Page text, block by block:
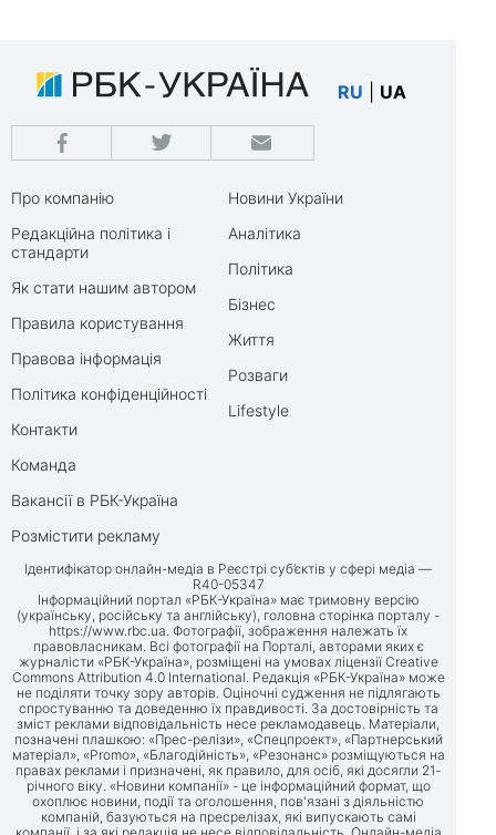
RU UA
Про компанію
Редакційна політика і
стандарти
Як стати нашим автором
Правила користування
Правова інформація
Політика конфіденційності
Контакти
Команда
Вакансії в РБК-Україна
Розмістити рекламу
Новини України
Аналітика
Політика
Бізнес
Життя
Розваги
Lifestyle
Ідентифікатор онлайн-медіа в Реєстрі суб’єктів у сфері медіа —
R40-05347
Інформаційний портал «РБК-Україна» має тримовну версію
(українську, російську та англійську), головна сторінка порталу -
https://www.rbc.ua . Фотографії, зображення належать їх
правовласникам. Всі фотографії на Порталі, авторами яких є
журналісти «РБК-Україна», розміщені на умовах ліцензії Creative
Commons Attribution 4.0 International. Редакція «РБК-Україна» може
не поділяти точку зору авторів. Оціночні судження не підлягають
спростуванню та доведенню їх правдивості. За достовірність та
зміст реклами відповідальність несе рекламодавець. Матеріали,
позначені плашкою: «Прес-релізи», «Спецпроект», «Партнерський
матеріал», «Promo», «Благодійність», «Резонанс» розміщуються на
правах реклами і призначені, як правило, для осіб, які досягли 21-
річного віку. «Новини компанії» - це інформаційний формат, що
охоплює новини, події та оголошення, пов'язані з діяльністю
компаній, базуються на пресрелізах, які випускають самі